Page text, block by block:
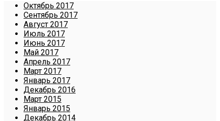
Октябрь 2017
Сентябрь 2017
Август 2017
Июль 2017
Июнь 2017
Май 2017
Апрель 2017
Март 2017
Январь 2017
Декабрь 2016
Март 2015
Январь 2015
Декабрь 2014